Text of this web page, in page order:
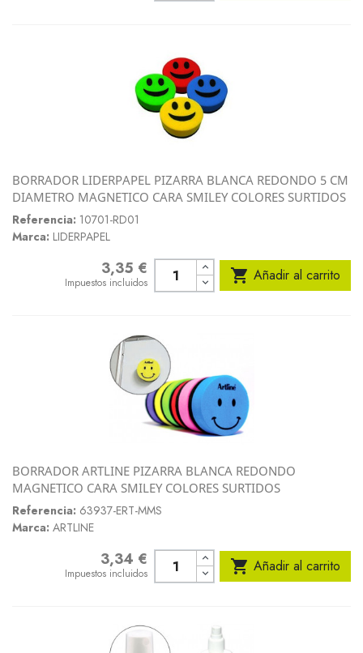
BORRADOR LIDERPAPEL PIZARRA BLANCA REDONDO 5 CM
DIAMETRO MAGNETICO CARA SMILEY COLORES SURTIDOS
Referencia: 10701-RD01
Marca: LIDERPAPEL
3,35 €
Impuestos incluidos  Añadir al carrito
BORRADOR ARTLINE PIZARRA BLANCA REDONDO
MAGNETICO CARA SMILEY COLORES SURTIDOS
Referencia: 63937-ERT-MMS
Marca: ARTLINE
3,34 €
Impuestos incluidos  Añadir al carrito